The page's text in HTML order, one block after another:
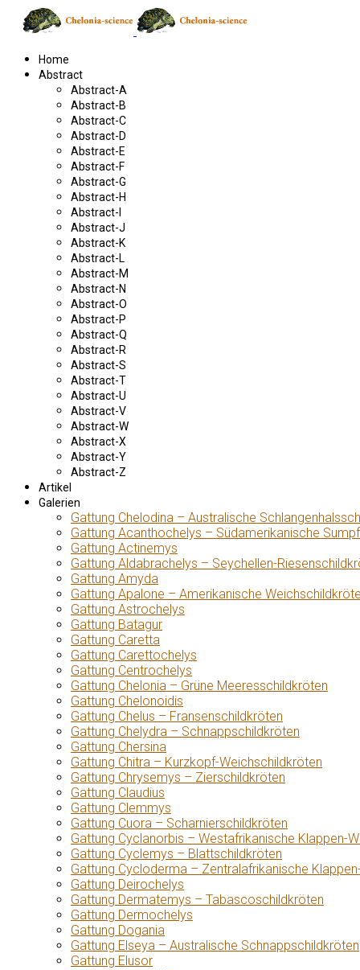
Home
Abstract
Abstract-A
Abstract-B
Abstract-C
Abstract-D
Abstract-E
Abstract-F
Abstract-G
Abstract-H
Abstract-I
Abstract-J
Abstract-K
Abstract-L
Abstract-M
Abstract-N
Abstract-O
Abstract-P
Abstract-Q
Abstract-R
Abstract-S
Abstract-T
Abstract-U
Abstract-V
Abstract-W
Abstract-X
Abstract-Y
Abstract-Z
Artikel
Galerien
Gattung Chelodina – Australische
Gattung Acanthochelys – Südamerikanische
Gattung Actinemys
Gattung Aldabrachelys – Seychellen-
Gattung Amyda
Gattung Apalone – Amerikanische
Gattung Astrochelys
Gattung Batagur
Gattung Caretta
Gattung Carettochelys
Gattung Centrochelys
Gattung Chelonia – Grüne Meeresschildkröten
Gattung Chelonoidis
Gattung Chelus – Fransenschildkröten
Gattung Chelydra – Schnappschildkröten
Gattung Chersina
Gattung Chitra – Kurzkopf-Weichschildkröten
Gattung Chrysemys – Zierschildkröten
Gattung Claudius
Gattung Clemmys
Gattung Cuora – Scharnierschildkröten
Gattung Cyclanorbis – Westafrikanische Klappen-
Gattung Cyclemys – Blattschildkröten
Gattung Cycloderma – Zentralafrikanische
Gattung Deirochelys
Gattung Dermatemys – Tabascoschildkröten
Gattung Dermochelys
Gattung Dogania
Gattung Elseya – Australische Schnappschildkröten
Gattung Elusor